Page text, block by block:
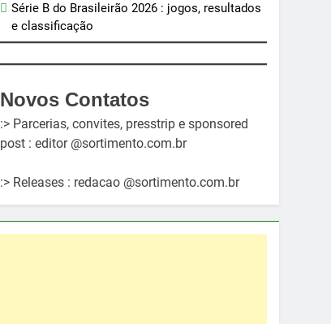
Série B do Brasileirão 2026 : jogos, resultados
e classificação
Novos Contatos
:> Parcerias, convites, presstrip e sponsored
post : editor @sortimento.com.br
:> Releases : redacao @sortimento.com.br